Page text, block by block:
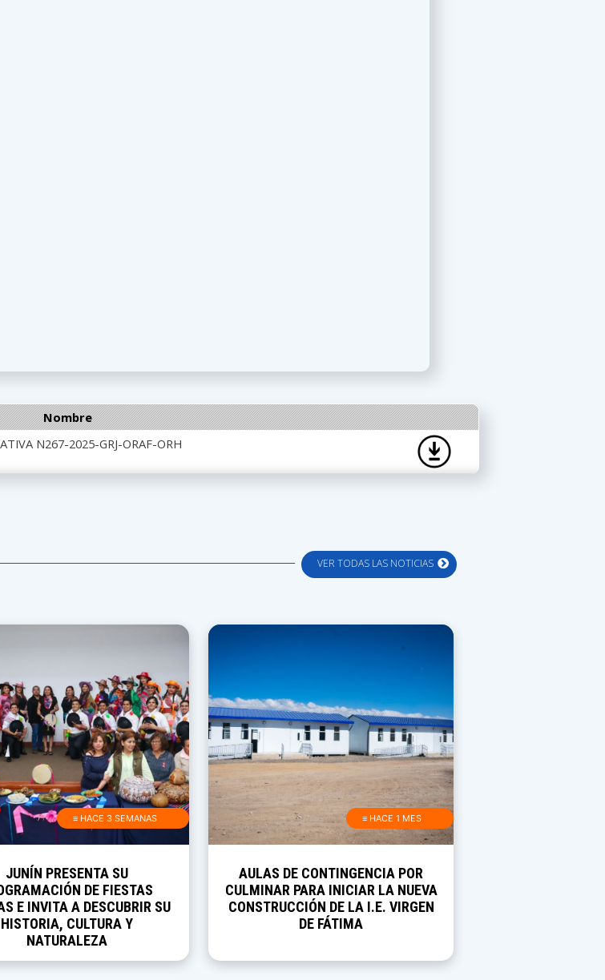
Nombre
N267-2025-GRJ-ORAF-ORH
VER TODAS LAS NOTICIAS
≡ HACE 3 SEMANAS
JUNÍN PRESENTA SU
DE FIESTAS
E INVITA A DESCUBRIR SU
HISTORIA, CULTURA Y
NATURALEZA
≡ HACE 1 MES
AULAS DE CONTINGENCIA POR
CULMINAR PARA INICIAR LA NUEVA
CONSTRUCCIÓN DE LA I.E. VIRGEN
DE FÁTIMA